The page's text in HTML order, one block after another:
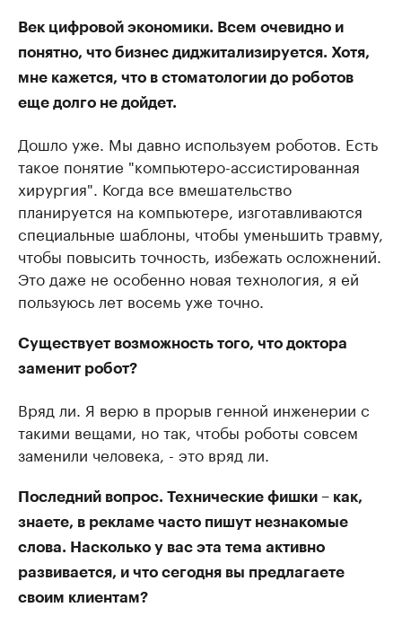
Век цифровой экономики. Всем очевидно и
понятно, что бизнес диджитализируется. Хотя,
мне кажется, что в стоматологии до роботов
еще долго не дойдет.
Дошло уже. Мы давно используем роботов. Есть
такое понятие "компьютеро-ассистированная
хирургия". Когда все вмешательство
планируется на компьютере, изготавливаются
специальные шаблоны, чтобы уменьшить травму,
чтобы повысить точность, избежать осложнений.
Это даже не особенно новая технология, я ей
пользуюсь лет восемь уже точно.
Существует возможность того, что доктора
заменит робот?
Вряд ли. Я верю в прорыв генной инженерии с
такими вещами, но так, чтобы роботы совсем
заменили человека, - это вряд ли.
Последний вопрос. Технические фишки – как,
знаете, в рекламе часто пишут незнакомые
слова. Насколько у вас эта тема активно
развивается, и что сегодня вы предлагаете
своим клиентам?